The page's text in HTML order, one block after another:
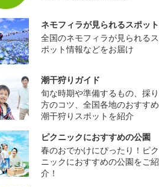
ネモフィラが見られるスポット
全国のネモフィラが見られるス
ポット情報などをお届け
潮干狩りガイド
旬な時期や準備するもの、採り
方のコツ、全国各地のおすすめ
潮干狩りスポットを紹介
ピクニックにおすすめの公園
春のおでかけにぴったり！ピク
ニックにおすすめの公園をご紹
介！